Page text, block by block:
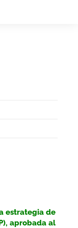
estrategia de
aprobada al